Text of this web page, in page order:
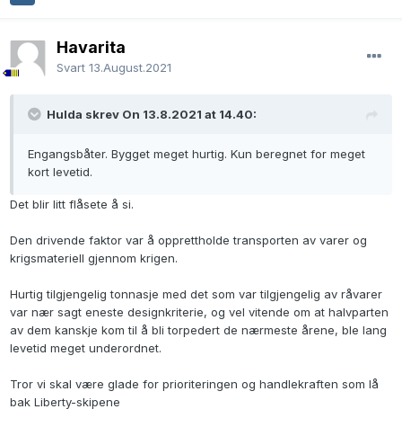
Havarita
Svart 13.August.2021
Hulda skrev On 13.8.2021 at 14.40:
Engangsbåter. Bygget meget hurtig. Kun beregnet for meget
kort levetid.
Det blir litt flåsete å si.
Den drivende faktor var å opprettholde transporten av varer og
krigsmateriell gjennom krigen.
Hurtig tilgjengelig tonnasje med det som var tilgjengelig av råvarer
var nær sagt eneste designkriterie, og vel vitende om at halvparten
av dem kanskje kom til å bli torpedert de nærmeste årene, ble lang
levetid meget underordnet.
Tror vi skal være glade for prioriteringen og handlekraften som lå
bak Liberty-skipene